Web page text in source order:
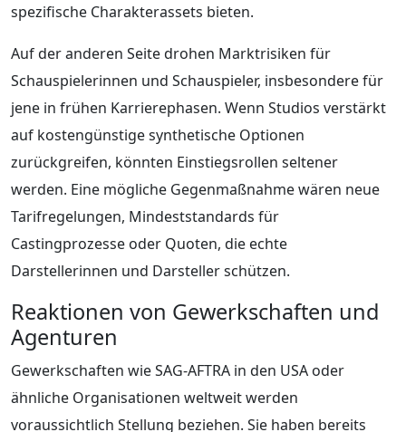
spezifische Charakterassets bieten.
Auf der anderen Seite drohen Marktrisiken für
Schauspielerinnen und Schauspieler, insbesondere für
jene in frühen Karrierephasen. Wenn Studios verstärkt
auf kostengünstige synthetische Optionen
zurückgreifen, könnten Einstiegsrollen seltener
werden. Eine mögliche Gegenmaßnahme wären neue
Tarifregelungen, Mindeststandards für
Castingprozesse oder Quoten, die echte
Darstellerinnen und Darsteller schützen.
Reaktionen von Gewerkschaften und
Agenturen
Gewerkschaften wie SAG-AFTRA in den USA oder
ähnliche Organisationen weltweit werden
voraussichtlich Stellung beziehen. Sie haben bereits